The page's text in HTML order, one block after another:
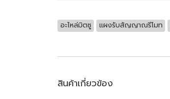
อะไหล่มิตซู แผงรับสัญญาณรีโมท
สินค้าเกี่ยวข้อง